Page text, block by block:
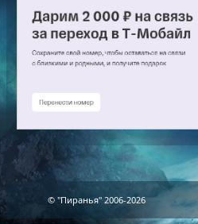
© "Пиранья" 2006-2026